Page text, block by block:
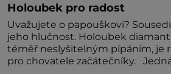
Holoubek pro radost
Uvažujete o papouškovi?
jeho hlučnost. Holoubek
téměř neslyšitelným pípáním, je
pro chovatele začátečníky.